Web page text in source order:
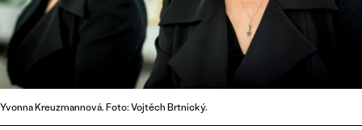
Yvonna Kreuzmannová. Foto: Vojtěch Brtnický.